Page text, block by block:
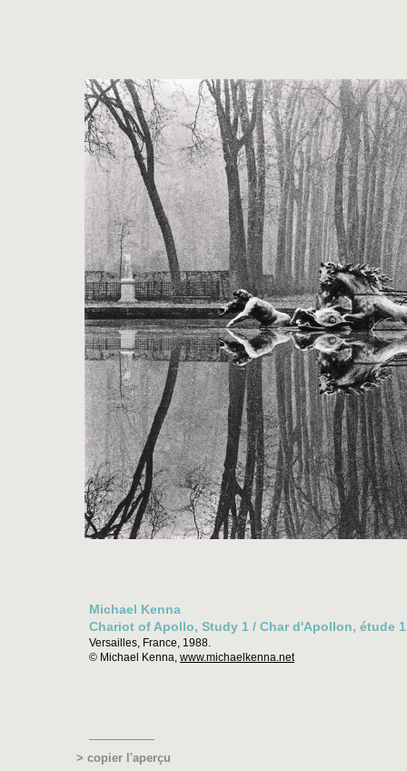
Michael Kenna
Chariot of Apollo, Study 1 / Char d'Apollon, étude 1
Versailles, France, 1988.
© Michael Kenna, www.michaelkenna.net
> copier l'aperçu